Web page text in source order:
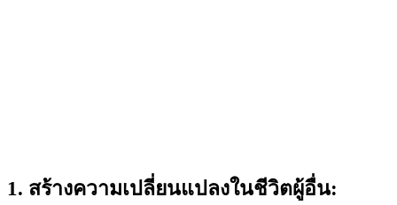
1. สร้างความเปลี่ยนแปลงในชีวิตผู้อื่น: